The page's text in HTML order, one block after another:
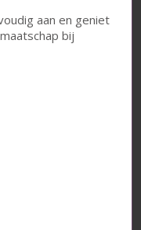
aan en geniet
bij